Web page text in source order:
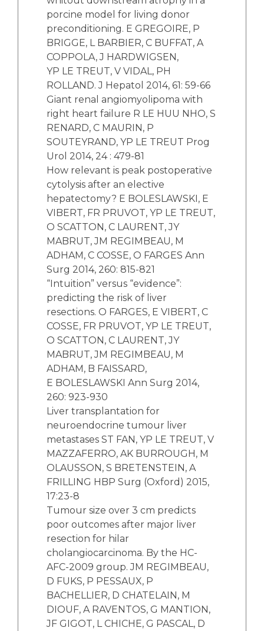
porcine model for living donor
preconditioning. E GREGOIRE, P
BRIGGE, L BARBIER, C BUFFAT, A
COPPOLA, J HARDWIGSEN,
YP LE TREUT, V VIDAL, PH
ROLLAND. J Hepatol 2014, 61: 59-66
Giant renal angiomyolipoma with
right heart failure R LE HUU NHO, S
RENARD, C MAURIN, P
SOUTEYRAND, YP LE TREUT Prog
Urol 2014, 24 : 479-81
How relevant is peak postoperative
cytolysis after an elective
hepatectomy? E BOLESLAWSKI, E
VIBERT, FR PRUVOT, YP LE TREUT,
O SCATTON, C LAURENT, JY
MABRUT, JM REGIMBEAU, M
ADHAM, C COSSE, O FARGES Ann
Surg 2014, 260: 815-821
“Intuition” versus “evidence”:
predicting the risk of liver
resections. O FARGES, E VIBERT, C
COSSE, FR PRUVOT, YP LE TREUT,
O SCATTON, C LAURENT, JY
MABRUT, JM REGIMBEAU, M
ADHAM, B FAISSARD,
E BOLESLAWSKI Ann Surg 2014,
260: 923-930
Liver transplantation for
neuroendocrine tumour liver
metastases ST FAN, YP LE TREUT, V
MAZZAFERRO, AK BURROUGH, M
OLAUSSON, S BRETENSTEIN, A
FRILLING HBP Surg (Oxford) 2015,
17:23-8
Tumour size over 3 cm predicts
poor outcomes after major liver
resection for hilar
cholangiocarcinoma. By the HC-
AFC-2009 group. JM REGIMBEAU,
D FUKS, P PESSAUX, P
BACHELLIER, D CHATELAIN, M
DIOUF, A RAVENTOS, G MANTION,
JF GIGOT, L CHICHE, G PASCAL, D